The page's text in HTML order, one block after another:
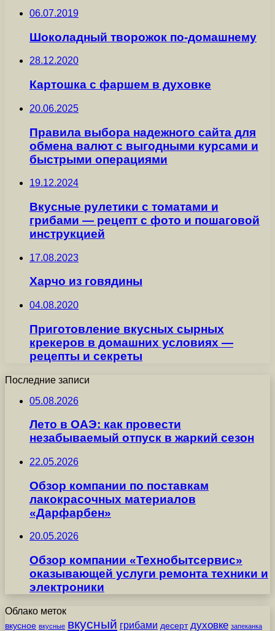
06.07.2019
Шоколадный творожок по-домашнему
28.12.2020
Картошка с фаршем в духовке
20.06.2025
Правила выбора надежного сайта для
обмена валют с выгодными курсами и
быстрыми операциями
19.12.2024
Вкусные рулетики с томатами и
грибами — рецепт с фото и пошаговой
инструкцией
17.08.2023
Харчо из говядины
04.08.2020
Приготовление вкусных сырных
крекеров в домашних условиях —
рецепты и секреты
Последние записи
05.08.2026
Лето в ОАЭ: как провести
незабываемый отпуск в жаркий сезон
22.05.2026
Обзор компании по поставкам
лакокрасочных материалов
«Дарфарбен»
20.05.2026
Обзор компании «Технобытсервис»
оказывающей услуги ремонта техники и
электроники
Облако меток
вкусное вкусные вкусный грибами десерт духовке запеканка